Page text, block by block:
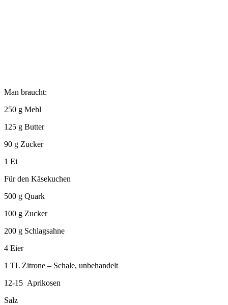
Man braucht:
250 g Mehl
125 g Butter
90 g Zucker
1 Ei
Für den Käsekuchen
500 g Quark
100 g Zucker
200 g Schlagsahne
4 Eier
1 TL Zitrone – Schale, unbehandelt
12-15 Aprikosen
Salz